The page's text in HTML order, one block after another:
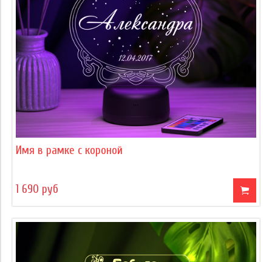
Имя в рамке с короной
1 690 руб